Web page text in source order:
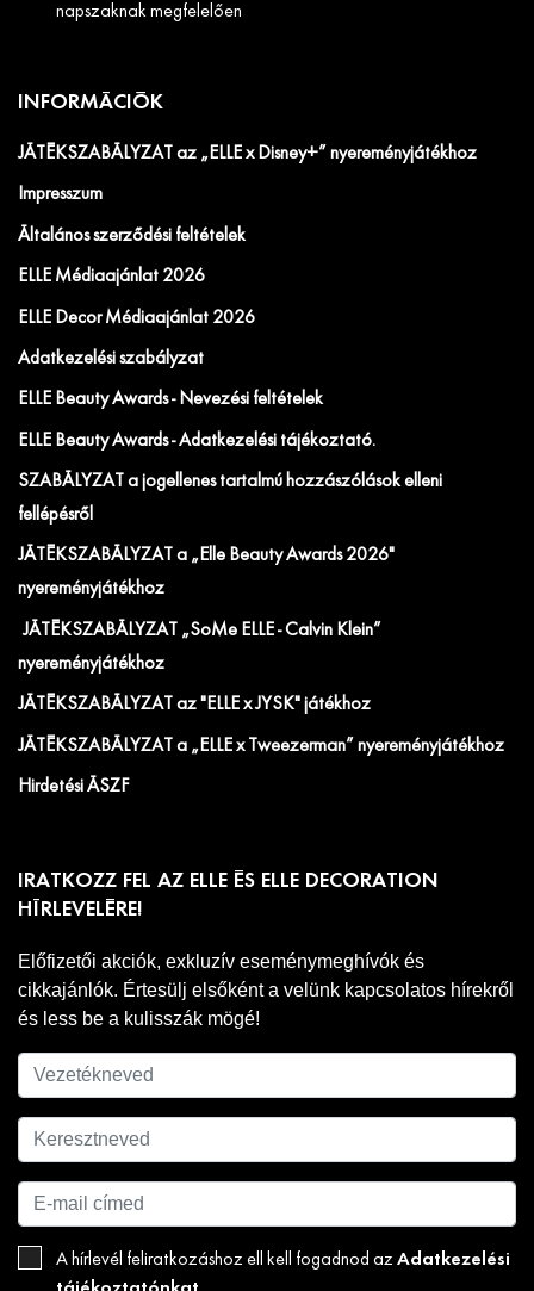
napszaknak megfelelően
INFORMÁCIÓK
JÁTÉKSZABÁLYZAT az „ELLE x Disney+” nyereményjátékhoz
Impresszum
Általános szerződési feltételek
ELLE Médiaajánlat 2026
ELLE Decor Médiaajánlat 2026
Adatkezelési szabályzat
ELLE Beauty Awards - Nevezési feltételek
ELLE Beauty Awards - Adatkezelési tájékoztató.
SZABÁLYZAT a jogellenes tartalmú hozzászólások elleni
fellépésről
JÁTÉKSZABÁLYZAT a „Elle Beauty Awards 2026"
nyereményjátékhoz
JÁTÉKSZABÁLYZAT „SoMe ELLE - Calvin Klein”
nyereményjátékhoz
JÁTÉKSZABÁLYZAT az "ELLE x JYSK" játékhoz
JÁTÉKSZABÁLYZAT a „ELLE x Tweezerman” nyereményjátékhoz
Hirdetési ÁSZF
IRATKOZZ FEL AZ ELLE ÉS ELLE DECORATION
HÍRLEVELÉRE!
Előfizetői akciók, exkluzív eseménymeghívók és
cikkajánlók. Értesülj elsőként a velünk kapcsolatos hírekről
és less be a kulisszák mögé!
A hírlevél feliratkozáshoz ell kell fogadnod az Adatkezelési